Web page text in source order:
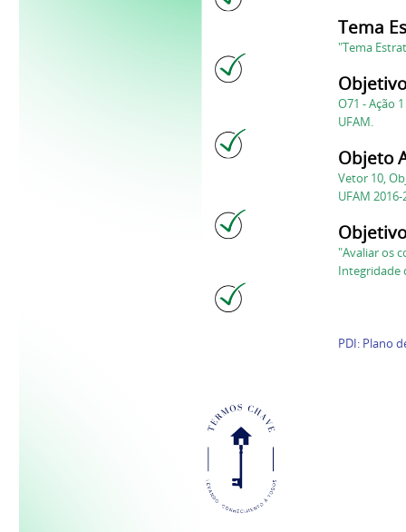
Tema
"Tema
O71 - Ação
UFAM.
Objeto
Vetor 10,
UFAM 2016-
"Avaliar os
Integridade
PDI: Plano